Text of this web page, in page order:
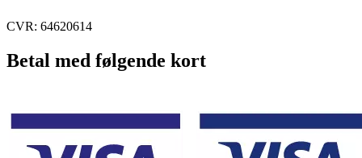
CVR: 64620614
Betal med følgende kort